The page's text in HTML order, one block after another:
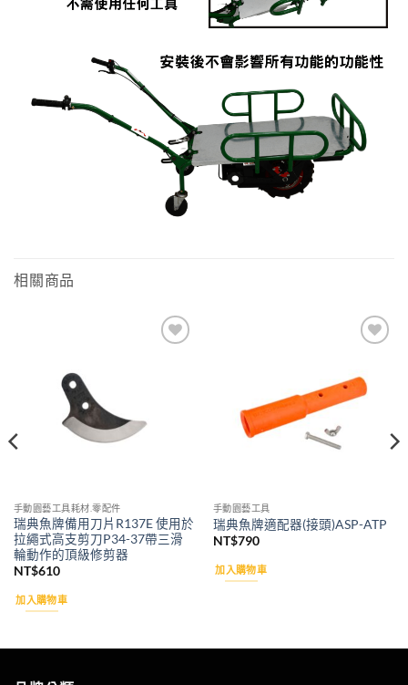
相關商品
手動園藝工具耗材.零配件
瑞典魚牌備用刀片R137E 使用於
拉繩式高支剪刀P34-37帶三滑
輪動作的頂級修剪器
NT$610
加入購物車
手動園藝工具
瑞典魚牌適配器(接頭)ASP-ATP
NT$790
加入購物車